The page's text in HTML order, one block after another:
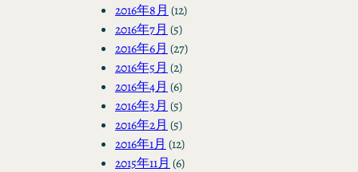
2016年8月 (12)
2016年7月 (5)
2016年6月 (27)
2016年5月 (2)
2016年4月 (6)
2016年3月 (5)
2016年2月 (5)
2016年1月 (12)
2015年11月 (6)